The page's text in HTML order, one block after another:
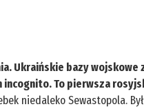
Ukraińskie bazy
incognito. To pierwsza
niedaleko Sewastopola.